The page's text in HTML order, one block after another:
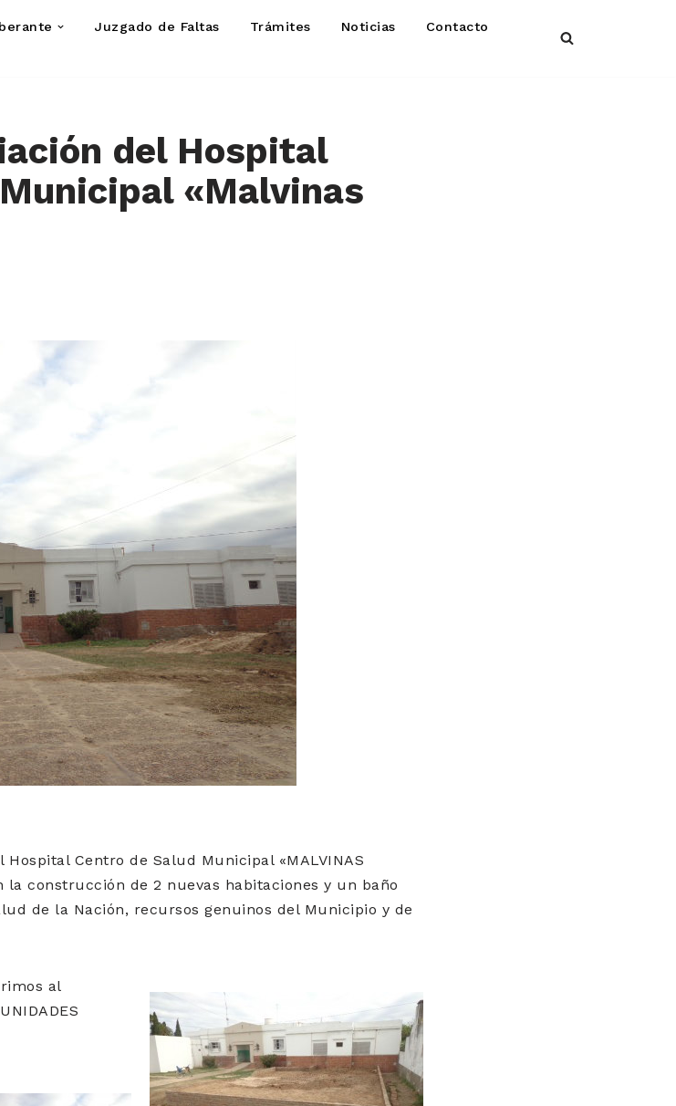
Juzgado de Faltas Trámites Noticias
Contacto
del Hospital
«Malvinas
Centro de Salud Municipal «MALVINAS
la construcción de 2 nuevas habitaciones y un baño
de la Nación, recursos genuinos del Municipio y de
al